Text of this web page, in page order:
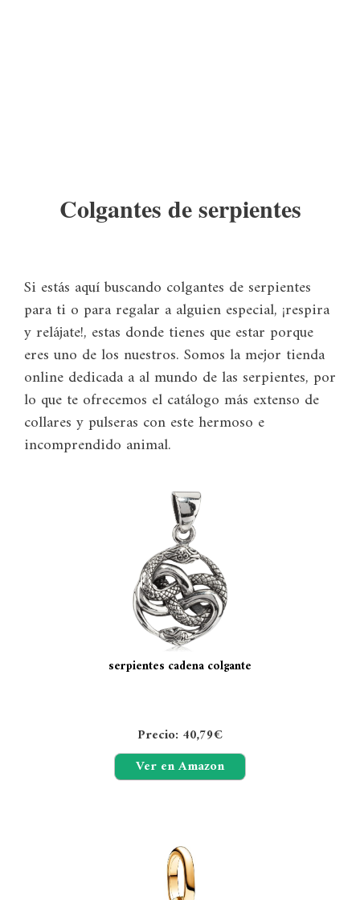
Colgantes de serpientes
Si estás aquí buscando colgantes de serpientes
para ti o para regalar a alguien especial, ¡respira
y relájate!, estas donde tienes que estar porque
eres uno de los nuestros. Somos la mejor tienda
online dedicada a al mundo de las serpientes, por
lo que te ofrecemos el catálogo más extenso de
collares y pulseras con este hermoso e
incomprendido animal.
serpientes cadena colgante
Precio: 40,79€
Ver en Amazon